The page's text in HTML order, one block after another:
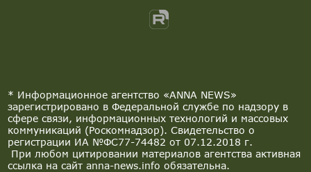
* Информационное агентство «ANNA NEWS»
зарегистрировано в Федеральной службе по надзору в
сфере связи, информационных технологий и массовых
коммуникаций (Роскомнадзор). Свидетельство о
регистрации ИА №ФС77-74482 от 07.12.2018 г.
При любом цитировании материалов агентства активная
ссылка на сайт anna-news.info обязательна.